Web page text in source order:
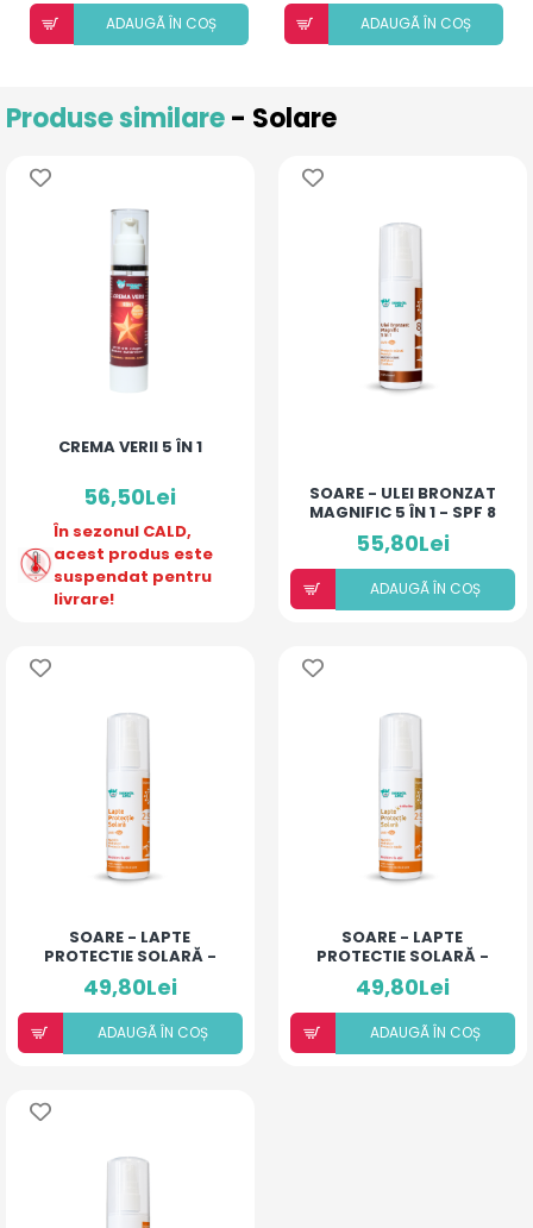
ADAUGÃ ÎN COȘ ADAUGÃ ÎN COȘ
Produse similare- Solare
CREMA VERII 5 ÎN 1
56,50Lei
În sezonul CALD,
acest produs este
suspendat pentru
livrare!
SOARE - ULEI BRONZAT
MAGNIFIC 5 ÎN 1 - SPF 8
55,80Lei
ADAUGÃ ÎN COȘ
SOARE - LAPTE
PROTECTIE SOLARĂ -
SPF 25+
49,80Lei
ADAUGÃ ÎN COȘ
SOARE - LAPTE
PROTECTIE SOLARĂ -
SPF 25+ CU SCLIPICI
49,80Lei
ADAUGÃ ÎN COȘ